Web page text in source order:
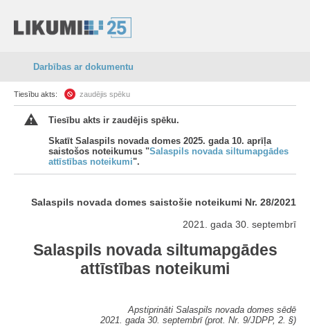
Darbības ar dokumentu
Tiesību akts: zaudējis spēku
Tiesību akts ir zaudējis spēku.
Skatīt Salaspils novada domes 2025. gada 10. aprīļa
saistošos noteikumus "Salaspils novada siltumapgādes
attīstības noteikumi".
Salaspils novada domes saistošie noteikumi Nr. 28/2021
2021. gada 30. septembrī
Salaspils novada siltumapgādes
attīstības noteikumi
Apstiprināti Salaspils novada domes sēdē
2021. gada 30. septembrī (prot. Nr. 9/JDPP, 2. §)